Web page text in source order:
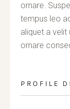
ornare.
tempus leo
aliquet a
ornare
PROFILE